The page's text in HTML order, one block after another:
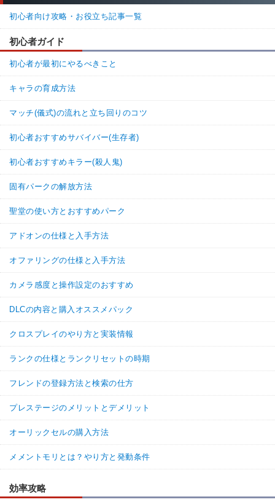
初心者向け攻略・お役立ち記事一覧
初心者ガイド
初心者が最初にやるべきこと
キャラの育成方法
マッチ(儀式)の流れと立ち回りのコツ
初心者おすすめサバイバー(生存者)
初心者おすすめキラー(殺人鬼)
固有パークの解放方法
聖堂の使い方とおすすめパーク
アドオンの仕様と入手方法
オファリングの仕様と入手方法
カメラ感度と操作設定のおすすめ
DLCの内容と購入オススメパック
クロスプレイのやり方と実装情報
ランクの仕様とランクリセットの時期
フレンドの登録方法と検索の仕方
プレステージのメリットとデメリット
オーリックセルの購入方法
メメントモリとは？やり方と発動条件
効率攻略